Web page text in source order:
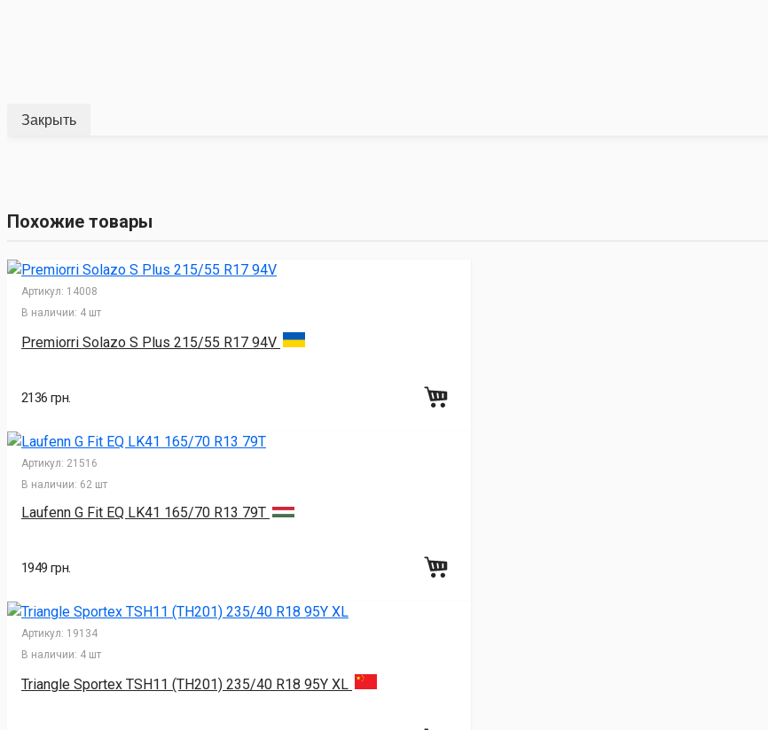
Закрыть
Похожие товары
Артикул: 14008
В наличии: 4 шт
Premiorri Solazo S Plus 215/55 R17 94V
2136 грн.
Артикул: 21516
В наличии: 62 шт
Laufenn G Fit EQ LK41 165/70 R13 79T
1949 грн.
Артикул: 19134
В наличии: 4 шт
Triangle Sportex TSH11 (TH201) 235/40 R18 95Y XL